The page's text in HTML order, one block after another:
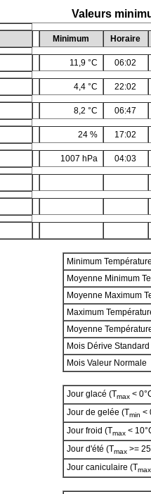
Valeurs
Minimum Horaire
11,9 °C 06:02
4,4 °C 22:02
8,2 °C 06:47
24 % 17:02
1007 hPa 04:03
Minimum
Moyenne Minimum
Moyenne Maximum
Maximum
Moyenne
Mois Dérive Standard
Mois Valeur Normale
Jour glacé (Tmax<
Jour de gelée (Tmin <
Jour froid (Tmax<
Jour d'été (Tmax>=
Jour caniculaire (Tmax